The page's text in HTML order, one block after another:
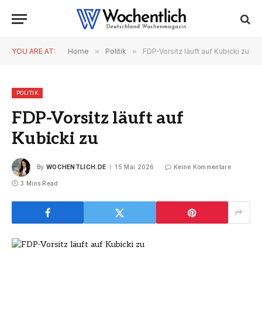
YOU ARE AT: Home » Politik » FDP-Vorsitz läuft auf Kubicki zu
POLITIK
FDP-Vorsitz läuft auf
Kubicki zu
By WOCHENTLICH.DE 15 Mai 2026 Keine Kommentare
3 Mins Read